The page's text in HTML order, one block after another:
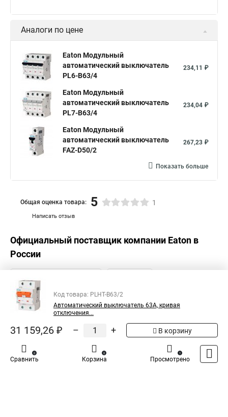
Аналоги по цене
Eaton Модульный
автоматический выключатель
PL6-B63/4
234,11 ₽
Eaton Модульный
автоматический выключатель
PL7-B63/4
234,04 ₽
Eaton Модульный
автоматический выключатель
FAZ-D50/2
267,23 ₽
Показать больше
Написать отзыв
Общая оценка товара: 5 1
Официальный поставщик компании Eaton в
России
Код товара: PLHT-B63/2
Автоматический выключатель 63А, кривая
отключения...
31 159,26 ₽ – + В корзину
Сравнить
0
Корзина
0
Просмотрено
1